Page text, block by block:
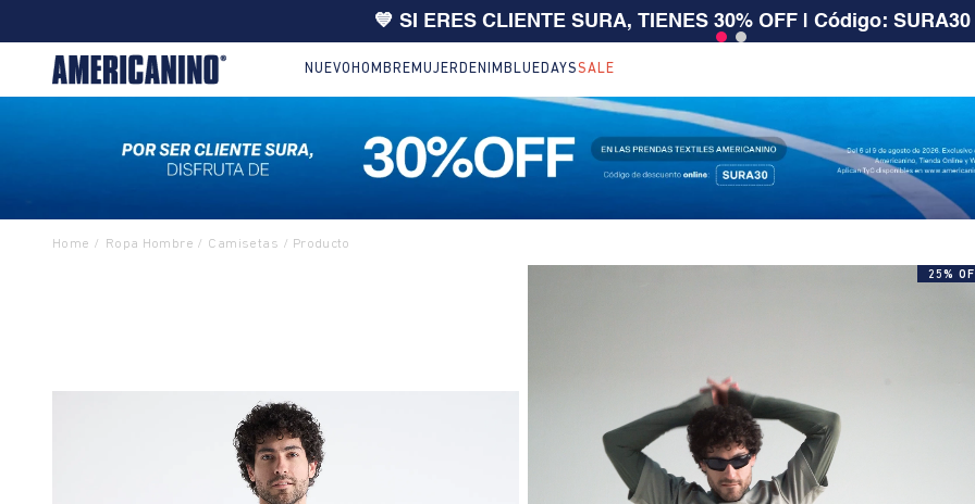
10% EXTRA en compras desde $199.000 | 15% EXTRA desde $400.000 en SALE|
NUEVO HOMBRE MUJER DENIM BLUEDAYSSALE
Ropa Hombre Camisetas
25%